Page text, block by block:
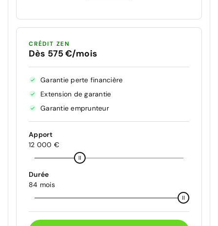
CRÉDIT ZEN
Dès 575 €/mois
Garantie perte financière
Extension de garantie
Garantie emprunteur
Apport
12 000 €
Durée
84 mois